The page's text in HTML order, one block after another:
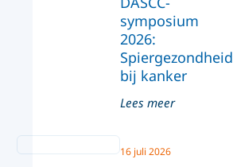
symposium
2026:
Spiergezondheid
bij kanker
Lees meer
16 juli 2026